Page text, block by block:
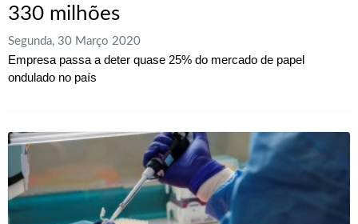
330 milhões
Segunda, 30 Março 2020
Empresa passa a deter quase 25% do mercado de papel
ondulado no país